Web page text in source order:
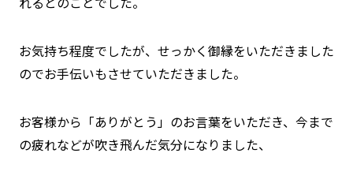
お気持ち程度でしたが、せっかく御縁をいただきました
のでお手伝いもさせていただきました。
お客様から「ありがとう」のお言葉をいただき、今まで
の疲れなどが吹き飛んだ気分になりました、